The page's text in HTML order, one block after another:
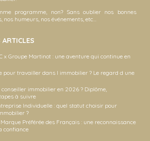
programme, non? Sans oublier nos bonnes
nos humeurs, nos événements, etc…
x Groupe Martinot : une aventure qui continue en
pour travailler dans l immobilier ? Le regard d une
immobilier en 2026 ? Diplôme,
à suivre
Individuelle : quel statut choisir pour
?
Marque Préférée des Français : une reconnaissance
confiance